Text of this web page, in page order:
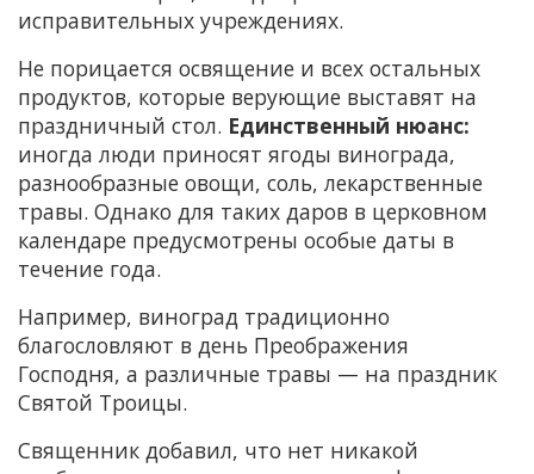
исправительных учреждениях.
Не порицается освящение и всех остальных
продуктов, которые верующие выставят на
праздничный стол. Единственный нюанс:
иногда люди приносят ягоды винограда,
разнообразные овощи, соль, лекарственные
травы. Однако для таких даров в церковном
календаре предусмотрены особые даты в
течение года.
Например, виноград традиционно
благословляют в день Преображения
Господня, а различные травы — на праздник
Святой Троицы.
Священник добавил, что нет никакой